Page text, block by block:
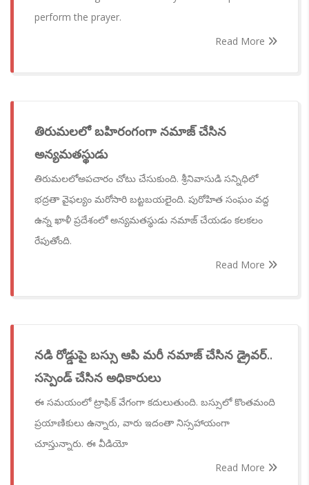
perform the prayer.
Read More
తిరుమలలో బహిరంగంగా నమాజ్ చేసిన
అన్యమతస్థుడు
తిరుమలలోఅపచారం చోటు చేసుకుంది. శ్రీనివాసుడి సన్నిధిలో
భద్రతా వైఫల్యం మరోసారి బట్టబయలైంది. పురోహిత సంఘం వద్ద
ఉన్న ఖాళీ ప్రదేశంలో అన్యమతస్థుడు నమాజ్ చేయడం కలకలం
రేపుతోంది.
Read More
నడి రోడ్డుపై బస్సు ఆపి మరీ నమాజ్ చేసిన డ్రైవర్..
సస్పెండ్ చేసిన అధికారులు
ఈ సమయంలో ట్రాఫిక్ వేగంగా కదులుతుంది. బస్సులో కొంతమంది
ప్రయాణికులు ఉన్నారు, వారు ఇదంతా నిస్సహాయంగా
చూస్తున్నారు. ఈ వీడియో
Read More